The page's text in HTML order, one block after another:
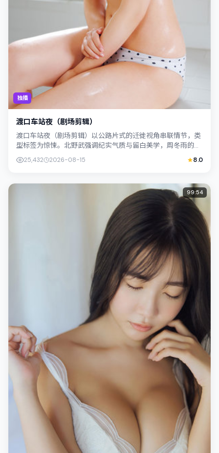
独播
渡口车站夜（剧场剪辑）
渡口车站夜（剧场剪辑）以公路片式的迁徙视角串联情节，类
型标签为惊悚。北野武强调纪实气质与留白美学，周冬雨的表
演在外冷内热之间切换；若你正在查找日...
25,432 2026-08-15 8.0
99:54